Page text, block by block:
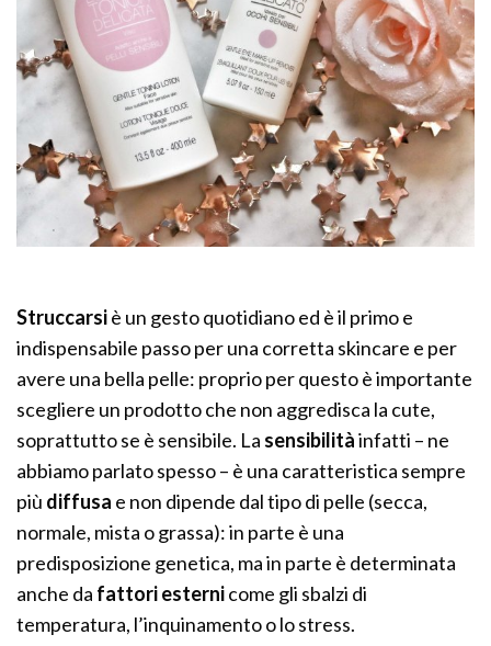
Struccarsiè un gesto quotidiano ed è il primo e
indispensabile passo per una corretta skincare e per
avere una bella pelle: proprio per questo è importante
scegliere un prodotto che non aggredisca la cute,
soprattutto se è sensibile. La sensibilitàinfatti – ne
abbiamo parlato spesso – è una caratteristica sempre
più diffusa e non dipende dal tipo di pelle (secca,
normale, mista o grassa): in parte è una
predisposizione genetica, ma in parte è determinata
anche da fattori esternicome gli sbalzi di
temperatura, l’inquinamento o lo stress.